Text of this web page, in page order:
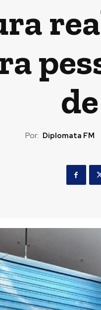
Por: Diplomata FM